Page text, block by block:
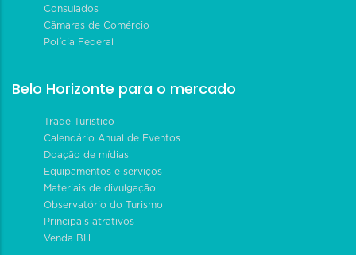
Consulados
Câmaras de Comércio
Polícia Federal
Belo Horizonte para o mercado
Trade Turístico
Calendário Anual de Eventos
Doação de mídias
Equipamentos e serviços
Materiais de divulgação
Observatório do Turismo
Principais atrativos
Venda BH